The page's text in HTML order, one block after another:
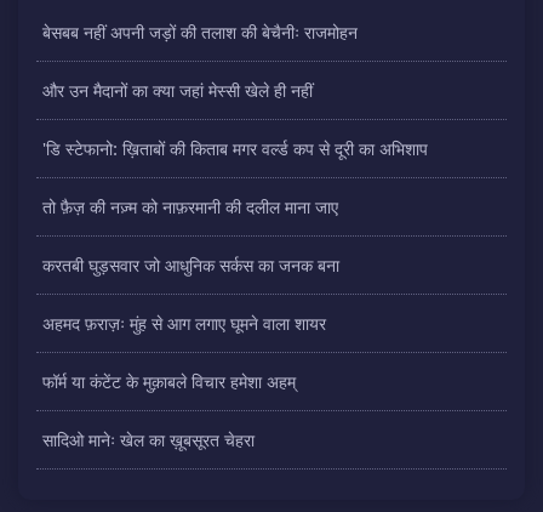
बेसबब नहीं अपनी जड़ों की तलाश की बेचैनीः राजमोहन
और उन मैदानों का क्या जहां मेस्सी खेले ही नहीं
'डि स्टेफानो: ख़िताबों की किताब मगर वर्ल्ड कप से दूरी का अभिशाप
तो फ़ैज़ की नज़्म को नाफ़रमानी की दलील माना जाए
करतबी घुड़सवार जो आधुनिक सर्कस का जनक बना
अहमद फ़राज़ः मुंह से आग लगाए घूमने वाला शायर
फॉर्म या कंटेंट के मुक़ाबले विचार हमेशा अहम्
सादिओ मानेः खेल का ख़ूबसूरत चेहरा